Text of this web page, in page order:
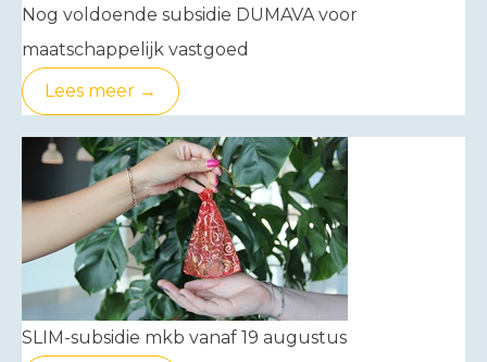
Nog voldoende subsidie DUMAVA voor
maatschappelijk vastgoed
Lees meer →
SLIM-subsidie mkb vanaf 19 augustus